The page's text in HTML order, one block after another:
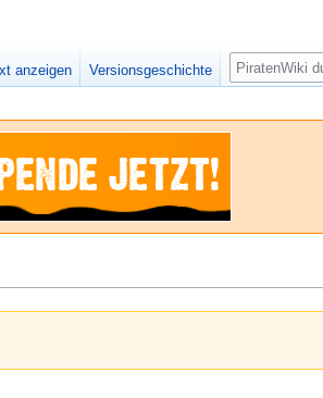
anzeigen Versionsgeschichte Suche